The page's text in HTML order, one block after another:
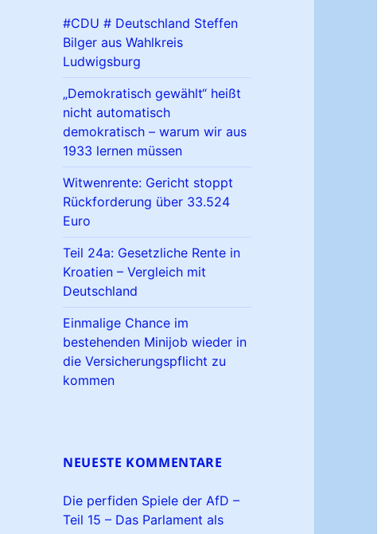
#CDU # Deutschland Steffen
Bilger aus Wahlkreis
Ludwigsburg
„Demokratisch gewählt“ heißt
nicht automatisch
demokratisch – warum wir aus
1933 lernen müssen
Witwenrente: Gericht stoppt
Rückforderung über 33.524
Euro
Teil 24a: Gesetzliche Rente in
Kroatien – Vergleich mit
Deutschland
Einmalige Chance im
bestehenden Minijob wieder in
die Versicherungspflicht zu
kommen
NEUESTE KOMMENTARE
Die perfiden Spiele der AfD –
Teil 15 – Das Parlament als